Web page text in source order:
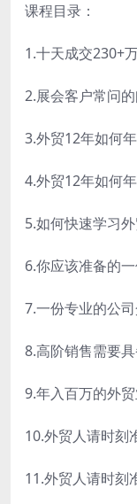
课程目录：
1.十天成交230+
2.展会客户常问
3.外贸12年如何
4.外贸12年如何
5.如何快速学习
6.你应该准备的
7.一份专业的公
8.高阶销售需要
9.年入百万的外
10.外贸人请时刻
11.外贸人请时刻